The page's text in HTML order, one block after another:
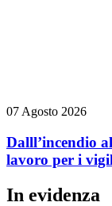
07 Agosto 2026
Dalll’incendio
lavoro per i
In evidenza